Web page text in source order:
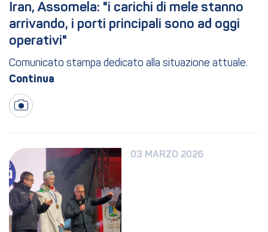
Iran, Assomela: "i carichi di mele stanno
arrivando, i porti principali sono ad oggi
operativi"
Comunicato stampa dedicato alla situazione attuale.
03 MARZO 2026